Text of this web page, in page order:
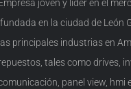
joven y líder en el
en la ciudad de León
principales industrias en
tales como drives,
panel view, hmi